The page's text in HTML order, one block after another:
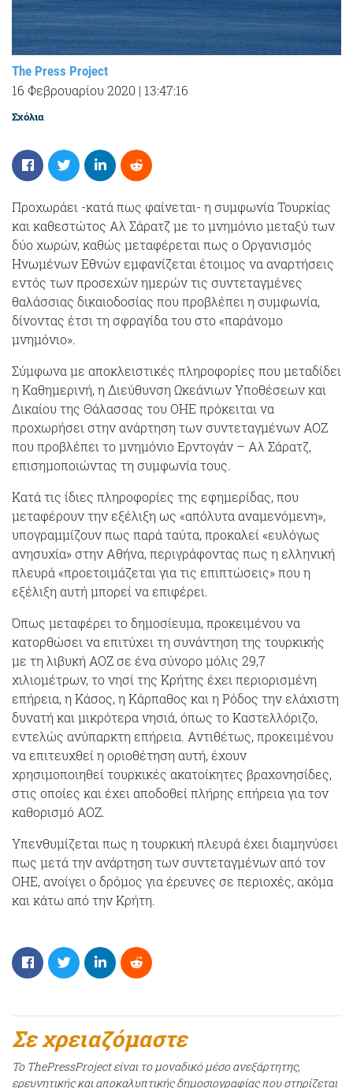
The Press Project
16 Φεβρουαρίου 2020 | 13:47:16
Σχόλια
Προχωράει -κατά πως φαίνεται- η συμφωνία Τουρκίας
και καθεστώτος Αλ Σάρατζ με το μνημόνιο μεταξύ των
δύο χωρών, καθώς μεταφέρεται πως ο Οργανισμός
Ηνωμένων Εθνών εμφανίζεται έτοιμος να αναρτήσεις
εντός των προσεχών ημερών τις συντεταγμένες
θαλάσσιας δικαιοδοσίας που προβλέπει η συμφωνία,
δίνοντας έτσι τη σφραγίδα του στο «παράνομο
μνημόνιο».
Σύμφωνα με αποκλειστικές πληροφορίες που μεταδίδει
η Καθημερινή, η Διεύθυνση Ωκεάνιων Υποθέσεων και
Δικαίου της Θάλασσας του ΟΗΕ πρόκειται να
προχωρήσει στην ανάρτηση των συντεταγμένων ΑΟΖ
που προβλέπει το μνημόνιο Ερντογάν – Αλ Σάρατζ,
επισημοποιώντας τη συμφωνία τους.
Κατά τις ίδιες πληροφορίες της εφημερίδας, που
μεταφέρουν την εξέλιξη ως «απόλυτα αναμενόμενη»,
υπογραμμίζουν πως παρά ταύτα, προκαλεί «ευλόγως
ανησυχία» στην Αθήνα, περιγράφοντας πως η ελληνική
πλευρά «προετοιμάζεται για τις επιπτώσεις» που η
εξέλιξη αυτή μπορεί να επιφέρει.
Όπως μεταφέρει το δημοσίευμα, προκειμένου να
κατορθώσει να επιτύχει τη συνάντηση της τουρκικής
με τη λιβυκή ΑΟΖ σε ένα σύνορο μόλις 29,7
χιλιομέτρων, το νησί της Κρήτης έχει περιορισμένη
επήρεια, η Κάσος, η Κάρπαθος και η Ρόδος την ελάχιστη
δυνατή και μικρότερα νησιά, όπως το Καστελλόριζο,
εντελώς ανύπαρκτη επήρεια. Αντιθέτως, προκειμένου
να επιτευχθεί η οριοθέτηση αυτή, έχουν
χρησιμοποιηθεί τουρκικές ακατοίκητες βραχονησίδες,
στις οποίες και έχει αποδοθεί πλήρης επήρεια για τον
καθορισμό ΑΟΖ.
Υπενθυμίζεται πως η τουρκική πλευρά έχει διαμηνύσει
πως μετά την ανάρτηση των συντεταγμένων από τον
ΟΗΕ, ανοίγει ο δρόμος για έρευνες σε περιοχές, ακόμα
και κάτω από την Κρήτη.
Σε χρειαζόμαστε
Το ThePressProject είναι το μοναδικό μέσο ανεξάρτητης,
ερευνητικής και αποκαλυπτικής δημοσιογραφίας που στηρίζεται